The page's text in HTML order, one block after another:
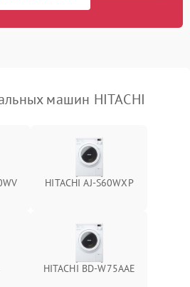
машин HITACHI
HITACHI AJ-S60WXP
HITACHI BD-W75AAE